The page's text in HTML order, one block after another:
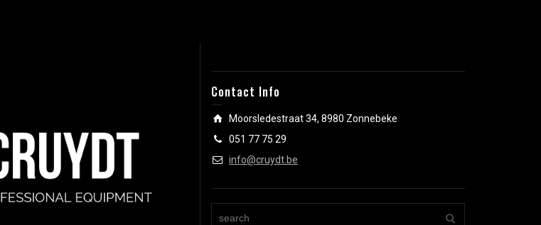
Contact Info
Moorsledestraat 34, 8980 Zonnebeke
051 77 75 29
info@cruydt.be